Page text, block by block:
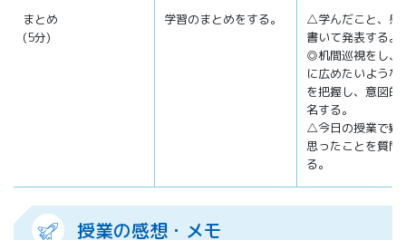
まとめ
(5分)
学習のまとめをする。
△学んだこと、感
書いて発表する。
◎机間巡視をし、
に広めたいような
を把握し、意図的
名する。
△今日の授業で疑
思ったことを質問
る。
授業の感想・メモ